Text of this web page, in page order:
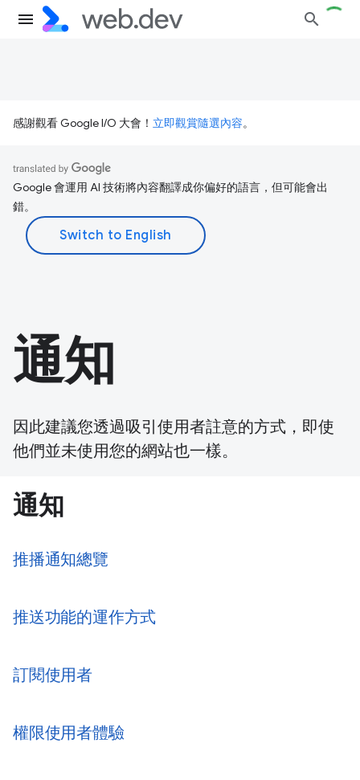
感謝觀看 Google I/O 大會！ 立即觀賞隨選內容。
Google 會運用 AI 技術將內容翻譯成你偏好的語言，但可能會出
錯。
通知
因此建議您透過吸引使用者註意的方式，即使
他們並未使用您的網站也一樣。
通知
推播通知總覽
推送功能的運作方式
訂閱使用者
權限使用者體驗